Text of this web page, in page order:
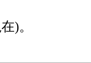
)。